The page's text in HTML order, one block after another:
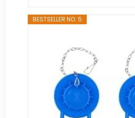
BESTSELLER NO. 5